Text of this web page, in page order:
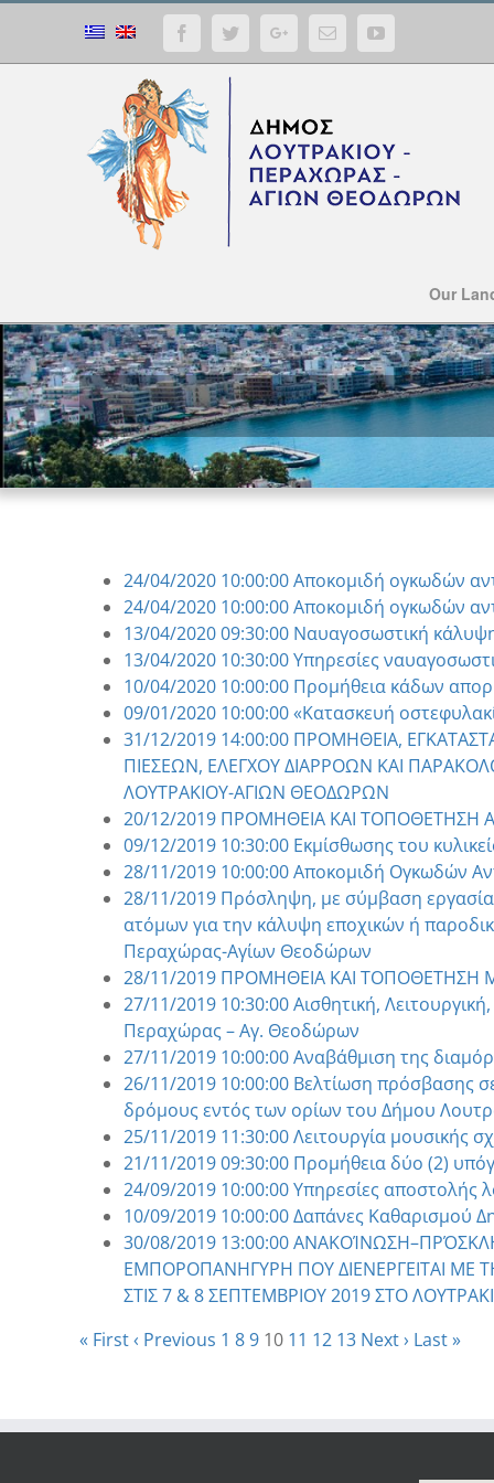
FacebookTwitterGoogle+Email YouTube
Our
24/04/2020 10:00:00 Αποκομιδή ογκωδών
24/04/2020 10:00:00 Αποκομιδή ογκωδών
13/04/2020 09:30:00 Ναυαγοσωστική
13/04/2020 10:30:00 Υπηρεσίες
10/04/2020 10:00:00 Προμήθεια κάδων
09/01/2020 10:00:00 «Κατασκευή
31/12/2019 14:00:00 ΠΡΟΜΗΘΕΙΑ,
ΠΙΕΣΕΩΝ, ΕΛΕΓΧΟΥ ΔΙΑΡΡΟΩΝ ΚΑΙ
ΛΟΥΤΡΑΚΙΟΥ-ΑΓΙΩΝ ΘΕΟΔΩΡΩΝ
20/12/2019 ΠΡΟΜΗΘΕΙΑ ΚΑΙ
09/12/2019 10:30:00 Εκμίσθωσης του
28/11/2019 10:00:00 Αποκομιδή Ογκωδών
28/11/2019 Πρόσληψη, με σύμβαση
ατόμων για την κάλυψη εποχικών ή
Περαχώρας-Αγίων Θεοδώρων
28/11/2019 ΠΡΟΜΗΘΕΙΑ ΚΑΙ ΤΟΠΟΘΕΤΗΣΗ
27/11/2019 10:30:00 Αισθητική,
Περαχώρας – Αγ. Θεοδώρων
27/11/2019 10:00:00 Αναβάθμιση της
26/11/2019 10:00:00 Βελτίωση πρόσβασης
δρόμους εντός των ορίων του Δήμου
25/11/2019 11:30:00 Λειτουργία μουσικής
21/11/2019 09:30:00 Προμήθεια δύο (2)
24/09/2019 10:00:00 Υπηρεσίες αποστολής
10/09/2019 10:00:00 Δαπάνες Καθαρισμού
30/08/2019 13:00:00
ΕΜΠΟΡΟΠΑΝΗΓΥΡΗ ΠΟΥ ΔΙΕΝΕΡΓΕΙΤΑΙ ΜΕ
ΣΤΙΣ 7 & 8 ΣΕΠΤΕΜΒΡΙΟΥ 2019 ΣΤΟ ΛΟΥΤΡΑΚΙ
« First‹ Previous 1 89 10 11 12 13 Next › Last »